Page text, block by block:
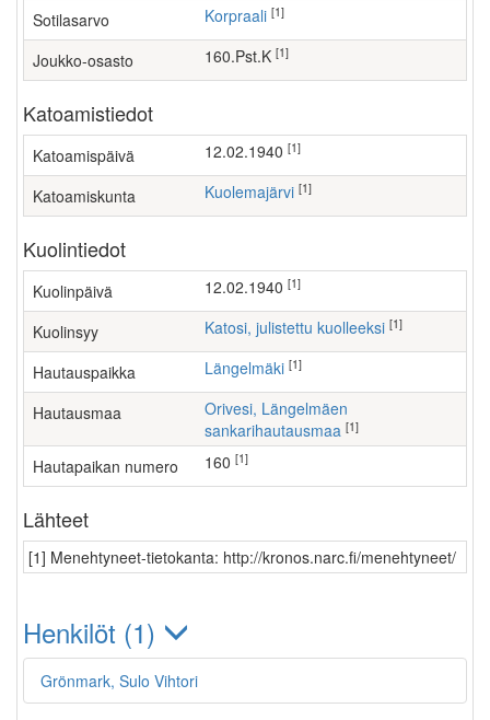
Sotilasarvo Korpraali [1]
Joukko-osasto 160.Pst.K [1]
Katoamistiedot
Katoamispäivä 12.02.1940 [1]
Katoamiskunta Kuolemajärvi [1]
Kuolintiedot
Kuolinpäivä 12.02.1940 [1]
Kuolinsyy Katosi, julistettu kuolleeksi [1]
Hautauspaikka Längelmäki [1]
Hautausmaa
Orivesi, Längelmäen
sankarihautausmaa [1]
Hautapaikan numero 160 [1]
Lähteet
[1] Menehtyneet-tietokanta: http://kronos.narc.fi/menehtyneet/
Henkilöt (1)
Grönmark, Sulo Vihtori